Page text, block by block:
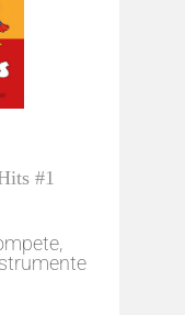
#1